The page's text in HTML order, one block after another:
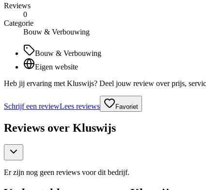
Reviews
0
Categorie
Bouw & Verbouwing
Bouw & Verbouwing
Eigen website
Heb jij ervaring met Kluswijs? Deel jouw review over prijs,
Schrijf een reviewLees reviews Favoriet
Reviews over Kluswijs
Er zijn nog geen reviews voor dit bedrijf.